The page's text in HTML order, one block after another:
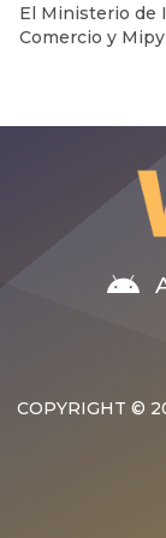
El Ministerio de
Comercio y
subsidios para
que esta
objetivo de
congelados los
proteger a la
COPYRIGHT ©